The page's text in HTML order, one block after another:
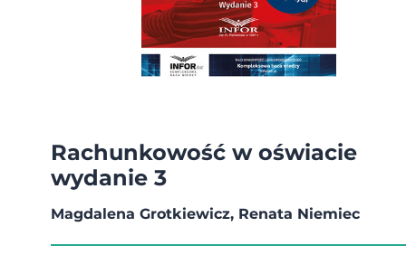
Rachunkowość w oświacie
wydanie 3
Magdalena Grotkiewicz, Renata Niemiec